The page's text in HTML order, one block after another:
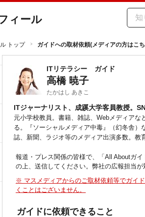
ィール
トップ ガイドへの取材依頼(メディアの方はこ
ITリテラシー ガイド
高橋 暁子
たかはし あきこ
ITジャーナリスト、成蹊大学客員教授。
元小学校教員。書籍、雑誌、Webメディア
る。『ソーシャルメディア中毒』（幻冬舎
誌、新聞、ラジオ等のメディア出演多数。教
報道・プレス関係の皆様で、「All Aboutガ
の上、送信してください。弊社の広報担当が
※ マスメディアからのご取材依頼等でガイ
くことはございません。
ガイドに依頼できること